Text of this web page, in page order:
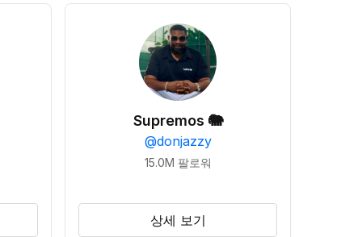
Supremos 🐘
@donjazzy
15.0M 팔로워
상세 보기